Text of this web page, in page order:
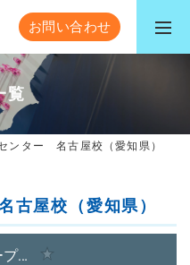
お問い合わせ
覧
ンター 名古屋校（愛知県）
屋校（愛知県）